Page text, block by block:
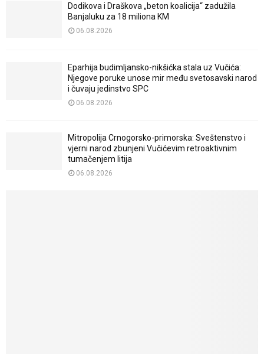
Dodikova i Draškova „beton koalicija“ zadužila
Banjaluku za 18 miliona KM
06.08.2026
Eparhija budimljansko-nikšićka stala uz Vučića:
Njegove poruke unose mir među svetosavski narod
i čuvaju jedinstvo SPC
06.08.2026
Mitropolija Crnogorsko-primorska: Sveštenstvo i
vjerni narod zbunjeni Vučićevim retroaktivnim
tumačenjem litija
06.08.2026